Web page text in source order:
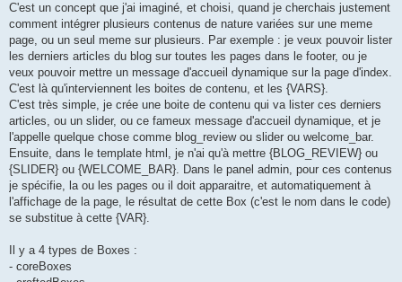
C'est un concept que j'ai imaginé, et choisi, quand je cherchais justement
comment intégrer plusieurs contenus de nature variées sur une meme
page, ou un seul meme sur plusieurs. Par exemple : je veux pouvoir lister
les derniers articles du blog sur toutes les pages dans le footer, ou je
veux pouvoir mettre un message d'accueil dynamique sur la page d'index.
C'est là qu'interviennent les boites de contenu, et les {VARS}.
C'est très simple, je crée une boite de contenu qui va lister ces derniers
articles, ou un slider, ou ce fameux message d'accueil dynamique, et je
l'appelle quelque chose comme blog_review ou slider ou welcome_bar.
Ensuite, dans le template html, je n'ai qu'à mettre {BLOG_REVIEW} ou
{SLIDER} ou {WELCOME_BAR}. Dans le panel admin, pour ces contenus
je spécifie, la ou les pages ou il doit apparaitre, et automatiquement à
l'affichage de la page, le résultat de cette Box (c'est le nom dans le code)
se substitue à cette {VAR}.
Il y a 4 types de Boxes :
- coreBoxes